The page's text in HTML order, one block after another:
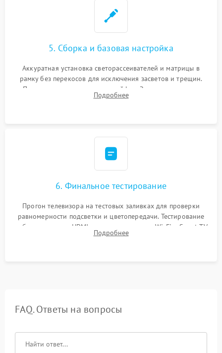
5. Сборка и базовая настройка
Аккуратная установка светорассеивателей и матрицы в
рамку без перекосов для исключения засветов и трещин.
Подключение внутренних шлейфов. Закрытие корпуса.
Сброс настроек и обновление программного обеспечения.
Подробнее
6. Финальное тестирование
Прогон телевизора на тестовых заливках для проверки
равномерности подсветки и цветопередачи. Тестирование
работы разъемов HDMI, динамиков, модуля Wi-Fi и Smart TV
в рабочем режиме в течение нескольких часов.
Подробнее
FAQ. Ответы на вопросы